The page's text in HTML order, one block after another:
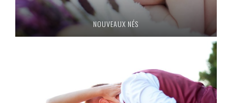
NOUVEAUX NÉS